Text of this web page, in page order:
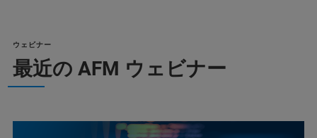
ウェビナー
最近の AFM ウェビナー